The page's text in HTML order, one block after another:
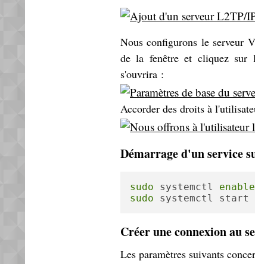
Nous configurons le serveur
de la fenêtre et cliquez sur
s'ouvrira :
Accorder des droits à
Démarrage d'un service
sudo systemctl enable
sudo systemctl start
Créer une connexion au
Les paramètres suivants